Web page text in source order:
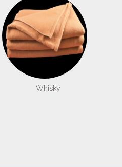
Whisky